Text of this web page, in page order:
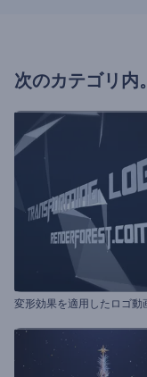
次のカテゴリ内。
変形効果を適用したロゴ動